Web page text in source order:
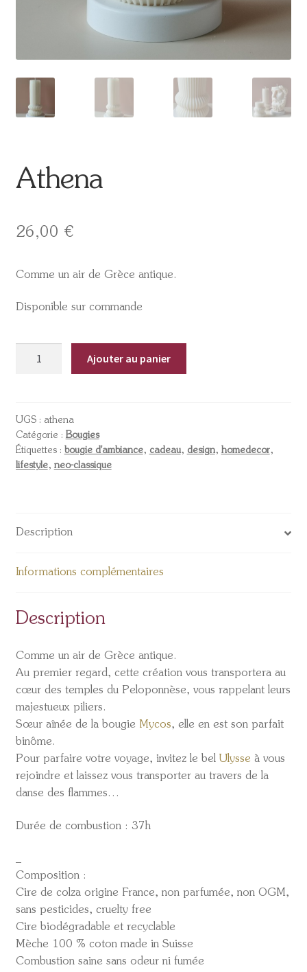
Athena
26,00 €
Comme un air de Grèce antique.
Disponible sur commande
Ajouter au panier
UGS : athena
Catégorie : Bougies
Étiquettes : bougie d'ambiance, cadeau, design, homedecor,
lifestyle, neo-classique
Description
Informations complémentaires
Description
Comme un air de Grèce antique.
Au premier regard, cette création vous transportera au
cœur des temples du Peloponnèse, vous rappelant leurs
majestueux piliers.
Sœur aînée de la bougie Mycos, elle en est son parfait
binôme.
Pour parfaire votre voyage, invitez le bel Ulysse à vous
rejoindre et laissez vous transporter au travers de la
danse des flammes…
Durée de combustion : 37h
Composition :
Cire de colza origine France, non parfumée, non OGM,
sans pesticides, cruelty free
Cire biodégradable et recyclable
Mèche 100 % coton made in Suisse
Combustion saine sans odeur ni fumée